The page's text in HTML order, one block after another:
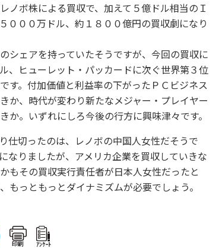
ノボ株による買収で、加えて５億ドル相当のＩ
０００万ドル、約１８００億円の買収劇になり
シェアを持っていたそうですが、今回の買収に
、ヒューレット・パッカードに次ぐ世界第３位
す。付加価値と利益率の下がったＰＣビジネス
か、時代が変わり新たなメジャー・プレイヤー
。いずれにしろ今後の行方に興味津々です。
仕切ったのは、レノボの中国人女性だそうで
なりましたが、アメリカ企業を買収していきな
もその買収実行責任者が日本人女性だったと
っともっとダイナミズムが必要でしょう。
印刷 ｱﾝｹｰﾄ